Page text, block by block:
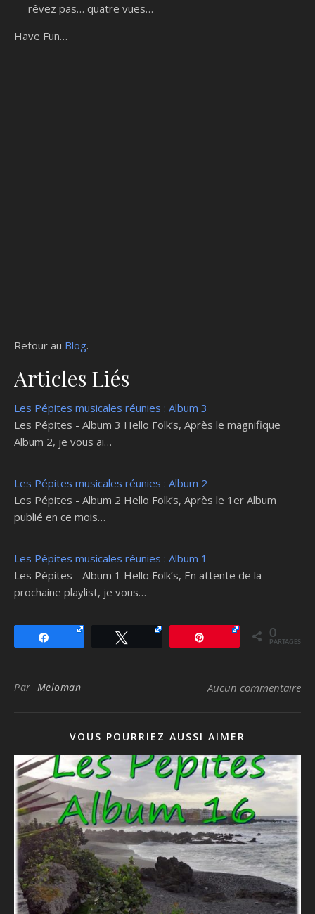
rêvez pas… quatre vues…
Have Fun…
Retour au Blog.
Articles Liés
Les Pépites musicales réunies : Album 3
Les Pépites - Album 3 Hello Folk’s, Après le magnifique
Album 2, je vous ai…
Les Pépites musicales réunies : Album 2
Les Pépites - Album 2 Hello Folk’s, Après le 1er Album
publié en ce mois…
Les Pépites musicales réunies : Album 1
Les Pépites - Album 1 Hello Folk’s, En attente de la
prochaine playlist, je vous…
0
PARTAGES
Par Meloman Aucun commentaire
VOUS POURRIEZ AUSSI AIMER